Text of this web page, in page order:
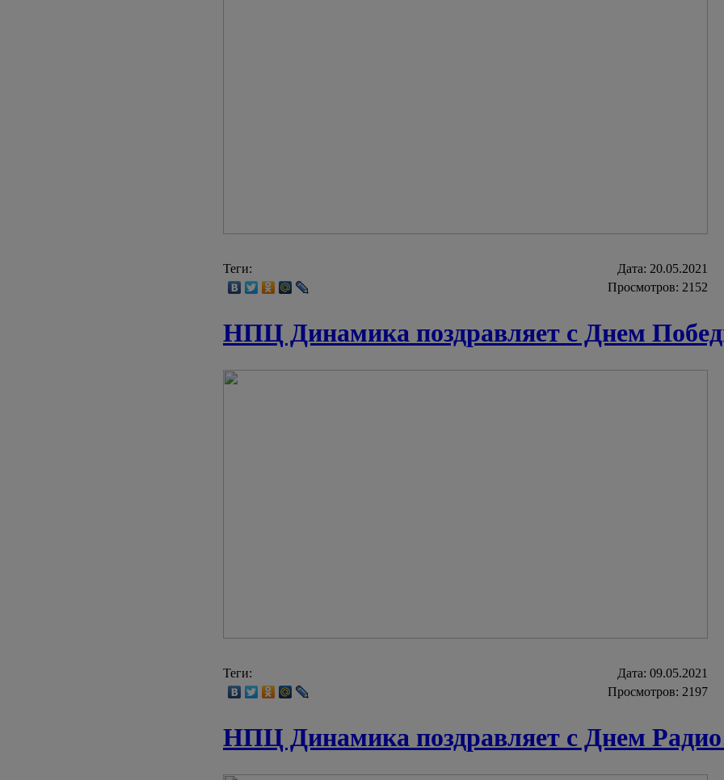
Теги: Дата: 20.05.2021
Просмотров: 2152
НПЦ Динамика поздравляет с Днем
Теги: Дата: 09.05.2021
Просмотров: 2197
НПЦ Динамика поздравляет с Днем